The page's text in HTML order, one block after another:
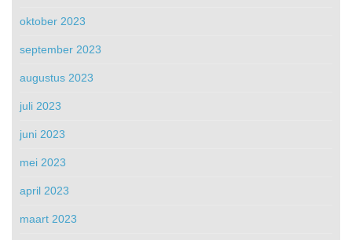
oktober 2023
september 2023
augustus 2023
juli 2023
juni 2023
mei 2023
april 2023
maart 2023